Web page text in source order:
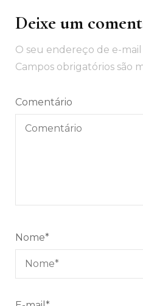
Navegação
post
Deixe um
O seu endereço de e-
Campos obrigatórios são
Comentário
Nome*